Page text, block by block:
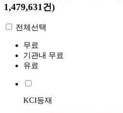
1,479,631건)
전체선택
무료
기관내 무료
유료
KCI등재